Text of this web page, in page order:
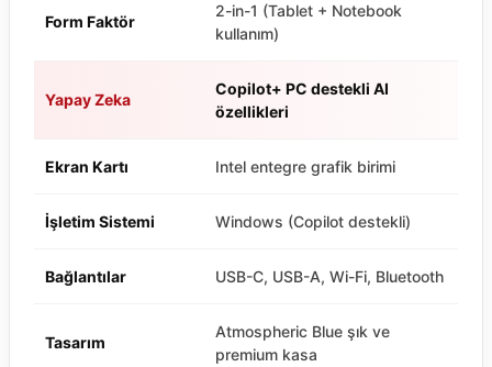
Form Faktör
2-in-1 (Tablet + Notebook
kullanım)
Yapay Zeka
Copilot+ PC destekli AI
özellikleri
Ekran Kartı Intel entegre grafik birimi
İşletim Sistemi Windows (Copilot destekli)
Bağlantılar USB-C, USB-A, Wi-Fi, Bluetooth
Tasarım
Atmospheric Blue şık ve
premium kasa